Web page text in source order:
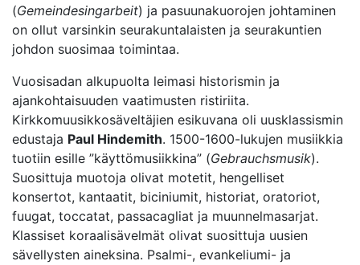
(Gemeindesingarbeit) ja pasuunakuorojen johtaminen
on ollut varsinkin seurakuntalaisten ja seurakuntien
johdon suosimaa toimintaa.
Vuosisadan alkupuolta leimasi historismin ja
ajankohtaisuuden vaatimusten ristiriita.
Kirkkomuusikkosäveltäjien esikuvana oli uusklassismin
edustaja Paul Hindemith. 1500-1600-lukujen musiikkia
tuotiin esille ”käyttömusiikkina” (Gebrauchsmusik).
Suosittuja muotoja olivat motetit, hengelliset
konsertot, kantaatit, biciniumit, historiat, oratoriot,
fuugat, toccatat, passacagliat ja muunnelmasarjat.
Klassiset koraalisävelmät olivat suosittuja uusien
sävellysten aineksina. Psalmi-, evankeliumi- ja